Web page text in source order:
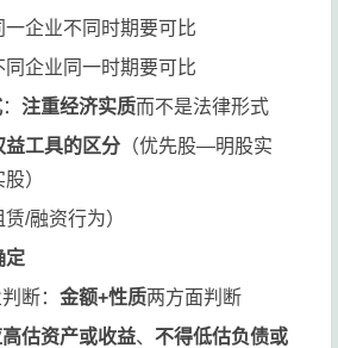
一企业不同时期要可比
同企业同一时期要可比
：注重经济实质而不是法律形式
益工具的区分 （优先股—明股实
）
赁/融资行为）
定
判断：金额+性质两方面判断
估资产或收益、不得低估负债或